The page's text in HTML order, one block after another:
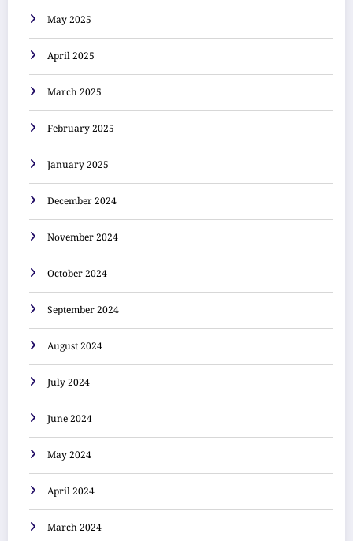
May 2025
April 2025
March 2025
February 2025
January 2025
December 2024
November 2024
October 2024
September 2024
August 2024
July 2024
June 2024
May 2024
April 2024
March 2024